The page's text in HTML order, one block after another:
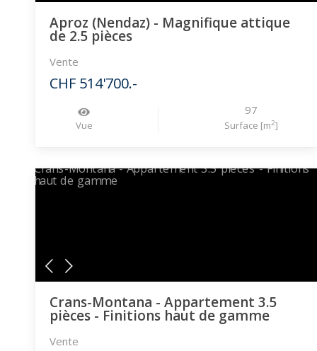
Aproz (Nendaz) - Magnifique attique
de 2.5 pièces
Vente
CHF 514'700.-
Vue
97
Surface [m2]
Crans-Montana - Appartement 3.5
pièces - Finitions haut de gamme
Vente